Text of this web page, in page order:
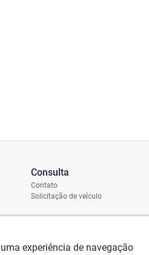
Consulta
Contato
Solicitação de veículo
experiência de navegação